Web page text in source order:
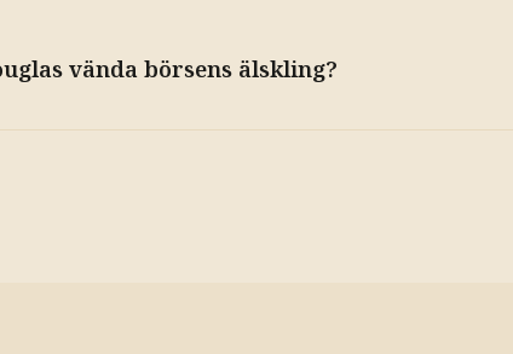
vända börsens älskling?